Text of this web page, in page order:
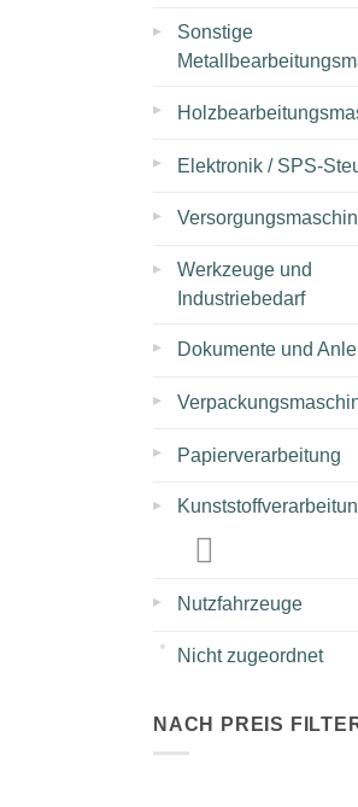
▸
Sonstige
▸
▸ Elektronik / SPS-
▸
▸
Werkzeuge und
Industriebedarf
▸ Dokumente und
▸
▸ Papierverarbeitung
▸
▸ Nutzfahrzeuge
Nicht zugeordnet
NACH PREIS